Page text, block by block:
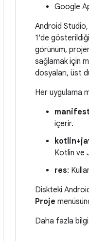
Google
Android Studio,
1'de
görünüm,
sağlamak için
dosyaları, üst
Her uygulama
içerir.
Kotlin ve
res:
Diskteki
Proje
Daha fazla